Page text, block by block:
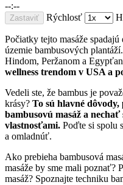
--:--
Zastaviť Rýchlosť
Počiatky tejto masáže
územie bambusových
Hindom, Peržanom a
wellness trendom v USA a
Vedeli ste, že bambus je
krásy? To sú hlavné
bambusovú masáž a
vlastnosťami. Poďte si spolu
a omladnúť.
Ako prebieha bambusová
masáže by sme mali poznať?
masáž? Spoznajte techniku